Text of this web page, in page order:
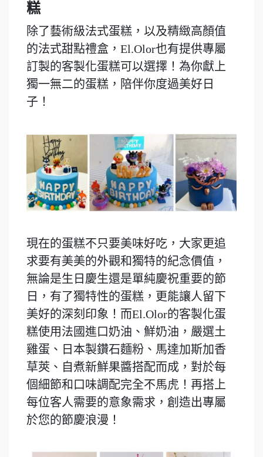
糕
除了藝術級法式蛋糕，以及精緻高顏值
的法式甜點禮盒，El.Olor也有提供專屬
訂製的客製化蛋糕可以選擇！為你獻上
獨一無二的蛋糕，陪伴你度過美好日
子！
現在的蛋糕不只要美味好吃，大家更追
求要有美美的外觀和獨特的紀念價值，
無論是生日慶生還是單純慶祝重要的節
日，有了獨特性的蛋糕，更能讓人留下
美好的深刻印象！而El.Olor的客製化蛋
糕使用法國進口奶油、鮮奶油，嚴選土
雞蛋、日本製鑽石麵粉、馬達加斯加香
草莢、自煮新鮮果醬搭配而成，對於每
個細節和口味調配完全不馬虎！再搭上
每位客人需要的意象需求，創造出專屬
於您的節慶浪漫！